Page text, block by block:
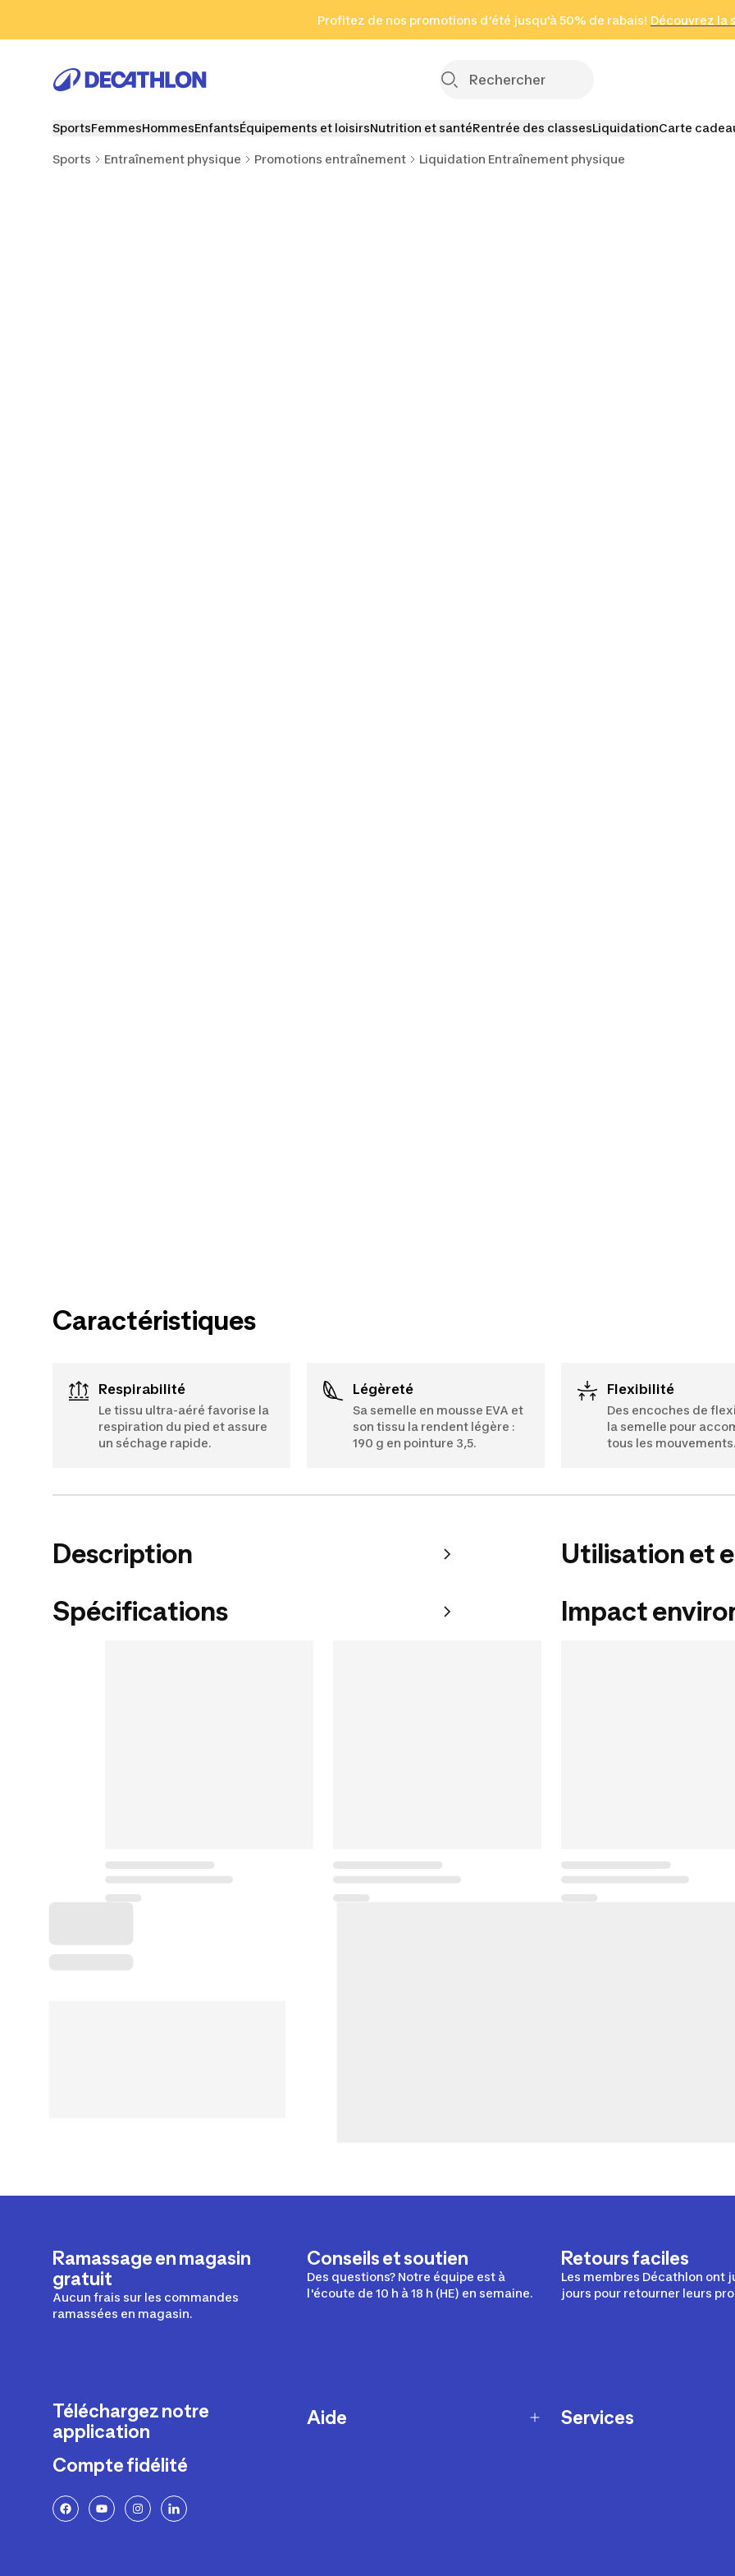
Aller au pied de page
Profitez de nos promotions d'été jusqu'à 50% de rabais! Découvrez la
Cliquez ici
en seulement 2
(Zones sélectionnées)
SportsFemmesHommesEnfantsÉquipements et loisirsNutrition et santéRentrée des classesLiquidationCarte
Sports Entraînement physique Promotions entraînement Liquidation Entraînement physique
Caractéristiques
Respirabilité
Le tissu ultra-aéré favorise la
respiration du pied et assure
un séchage rapide.
Légèreté
Sa semelle en mousse EVA et
son tissu la rendent légère :
190 g en pointure 3,5.
Flexibilité
Des encoches de
la semelle pour
tous les mouvements.
Description
Spécifications
Utilisation et
Impact
Ramassage en magasin
gratuit
Aucun frais sur les commandes
ramassées en magasin.
Conseils et soutien
Des questions? Notre équipe est à
l'écoute de 10 h à 18 h (HE) en semaine.
Retours faciles
Les membres Décathlon ont
jours pour retourner leurs
Téléchargez notre
application
Compte fidélité
Aide Services